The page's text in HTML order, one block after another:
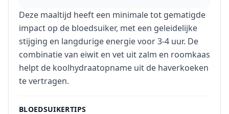
Deze maaltijd heeft een minimale tot gematigde
impact op de bloedsuiker, met een geleidelijke
stijging en langdurige energie voor 3-4 uur. De
combinatie van eiwit en vet uit zalm en roomkaas
helpt de koolhydraatopname uit de haverkoeken
te vertragen.
BLOEDSUIKERTIPS